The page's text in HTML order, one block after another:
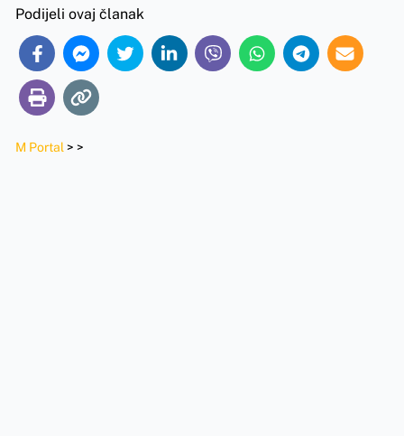
Podijeli ovaj članak
M Portal > >